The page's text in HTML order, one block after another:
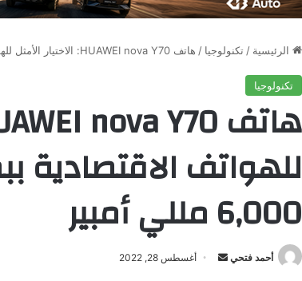
الرئيسية / تكنولوجيا / هاتف HUAWEI nova Y70: الاختيار الأمثل للهواتف الاقتصادية ببطارية قوية 6,000 مللي أمبير
تكنولوجيا
للهواتف الاقتصادية
6,000 مللي أمبير
أحمد فتحي
أرسل أغسطس 28, 2022